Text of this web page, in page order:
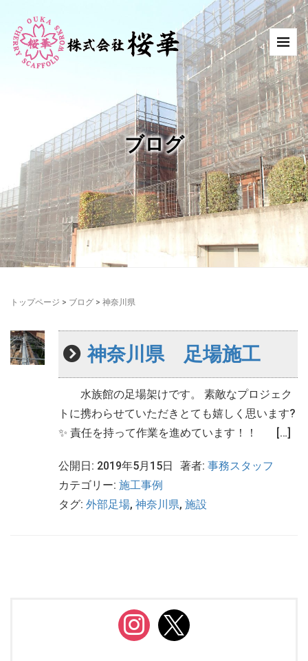
ブログ
トップページ > ブログ > 神奈川県
神奈川県 足場施工
水族館の足場架けです。 素敵なプロジェク
トに携わらせていただきとても嬉しく思います?
✨ 責任を持って作業を進めています！！ […]
公開日: 2019年5月15日 著者: 事務スタッフ
カテゴリー: 施工事例
タグ: 外部足場, 神奈川県, 施設
instagram
x